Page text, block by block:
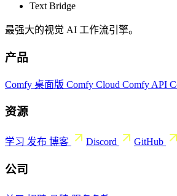
Text Bridge
最强大的视觉 AI 工作流引擎。
产品
Comfy 桌面版 Comfy Cloud Comfy API
资源
学习 发布 博客 Discord GitHub
公司